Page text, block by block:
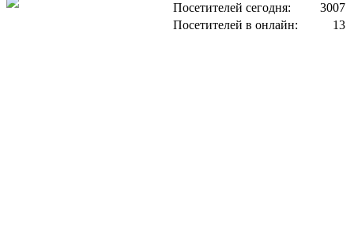
Посетителей сегодня:
3007
Посетителей в онлайн:
13